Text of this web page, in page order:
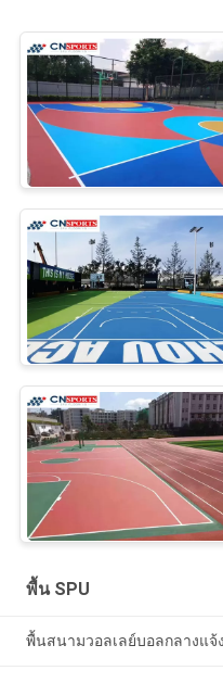
พื้น SPU
พื้นสนามวอลเลย์บอลกลางแจ้